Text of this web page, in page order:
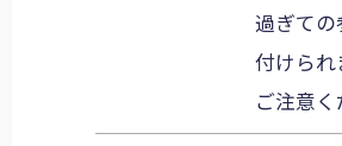
過ぎての
付けられ
ご注意く